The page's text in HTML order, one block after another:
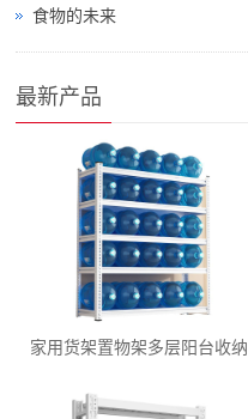
食物的未来
最新产品
家用货架置物架多层阳台收纳